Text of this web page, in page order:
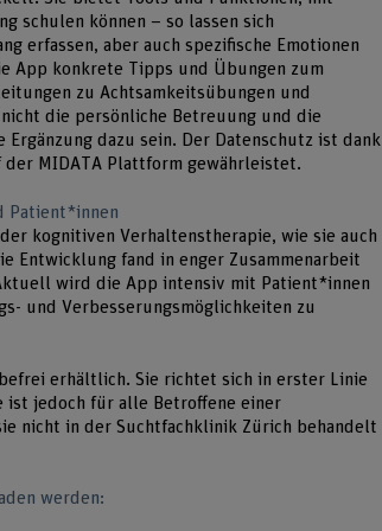
schulen können – so lassen sich
erfassen, aber auch spezifische Emotionen
App konkrete Tipps und Übungen zum
zu Achtsamkeitsübungen und
die persönliche Betreuung und die
dazu sein. Der Datenschutz ist dank
MIDATA Plattform gewährleistet.
Patient*innen
kognitiven Verhaltenstherapie, wie sie auch
Entwicklung fand in enger Zusammenarbeit
wird die App intensiv mit Patient*innen
und Verbesserungsmöglichkeiten zu
erhältlich. Sie richtet sich in erster Linie
ist jedoch für alle Betroffene einer
nicht in der Suchtfachklinik Zürich behandelt
werden: